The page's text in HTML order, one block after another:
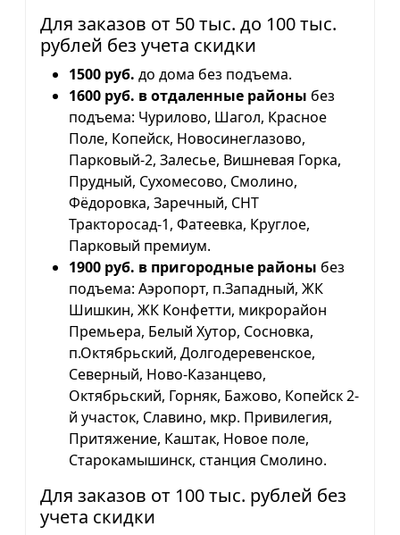
Для заказов от 50 тыс. до 100 тыс.
рублей без учета скидки
1500 руб. до дома без подъема.
1600 руб. в отдаленные районы без
подъема: Чурилово, Шагол, Красное
Поле, Копейск, Новосинеглазово,
Парковый-2, Залесье, Вишневая Горка,
Прудный, Сухомесово, Смолино,
Фёдоровка, Заречный, СНТ
Тракторосад-1, Фатеевка, Круглое,
Парковый премиум.
1900 руб. в пригородные районы без
подъема: Аэропорт, п.Западный, ЖК
Шишкин, ЖК Конфетти, микрорайон
Премьера, Белый Хутор, Сосновка,
п.Октябрьский, Долгодеревенское,
Северный, Ново-Казанцево,
Октябрьский, Горняк, Бажово, Копейск 2-
й участок, Славино, мкр. Привилегия,
Притяжение, Каштак, Новое поле,
Старокамышинск, станция Смолино.
Для заказов от 100 тыс. рублей без
учета скидки